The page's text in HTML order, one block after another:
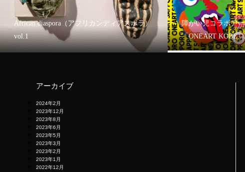
African diaspora（アフリカンディアスポラ）
vol.1
障がい児コラボア
「ONEART KOBE
アーカイブ
2024年2月
2023年12月
2023年8月
2023年6月
2023年5月
2023年3月
2023年2月
2023年1月
2022年12月